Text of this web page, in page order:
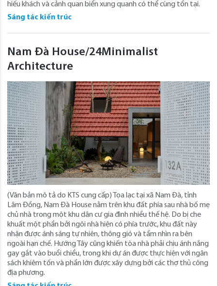
hiếu khách và cảnh quan biển xung quanh có thể cùng tồn tại.
Sáng tác kiến trúc
Nam Đà House/24Minimalist
Architecture
(Văn bản mô tả do KTS cung cấp) Tọa lạc tại xã Nam Đà, tỉnh
Lâm Đồng, Nam Đà House nằm trên khu đất phía sau nhà bố mẹ
chủ nhà trong một khu dân cư gia đình nhiều thế hệ. Do bị che
khuất một phần bởi ngôi nhà hiện có phía trước, khu đất này
nhận được ánh sáng tự nhiên, thông gió và tầm nhìn ra bên
ngoài hạn chế. Hướng Tây cũng khiến tòa nhà phải chịu ánh nắng
gay gắt vào buổi chiều, trong khi dự án được thực hiện với ngân
sách khiêm tốn và phần lớn được xây dựng bởi các thợ thủ công
địa phương.